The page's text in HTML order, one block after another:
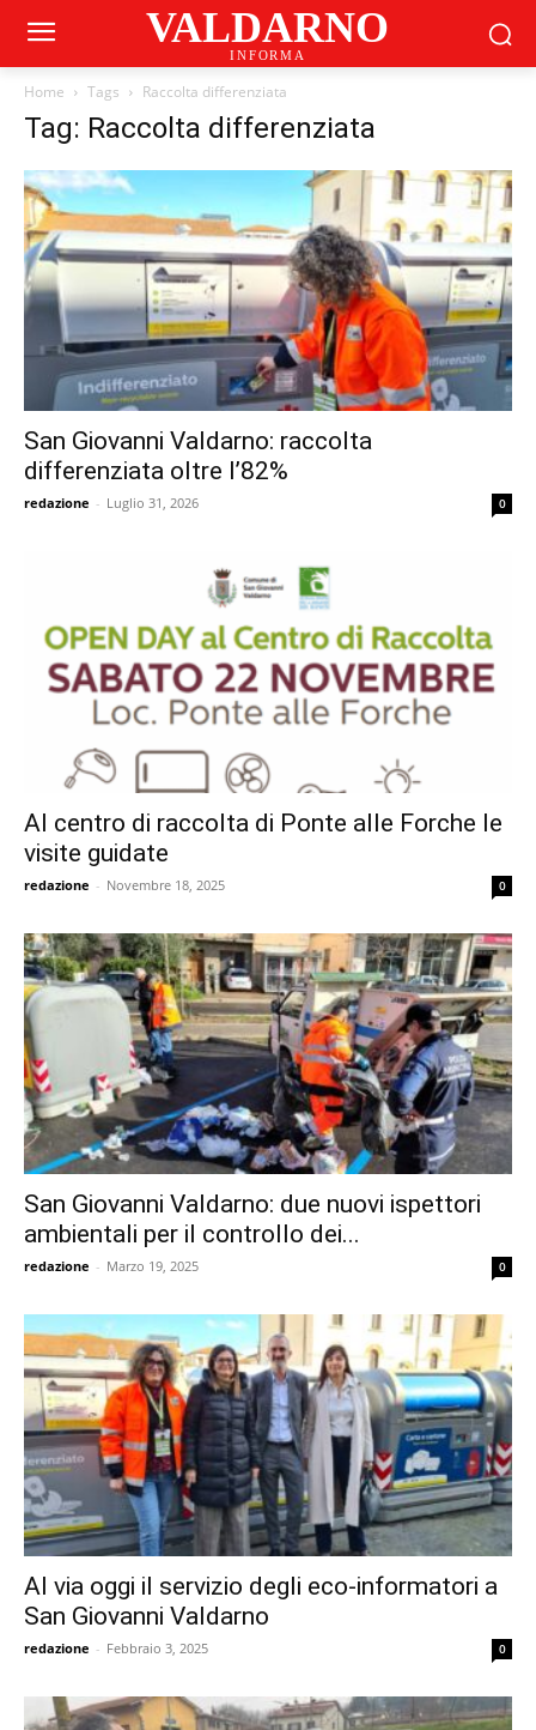
VALDARNO
INFORMA
Home Tags Raccolta differenziata
Tag: Raccolta differenziata
San Giovanni Valdarno: raccolta
differenziata oltre l’82%
redazione - Luglio 31, 2026 0
Al centro di raccolta di Ponte alle Forche le
visite guidate
redazione - Novembre 18, 2025 0
San Giovanni Valdarno: due nuovi ispettori
ambientali per il controllo dei...
redazione - Marzo 19, 2025 0
Al via oggi il servizio degli eco-informatori a
San Giovanni Valdarno
redazione - Febbraio 3, 2025 0